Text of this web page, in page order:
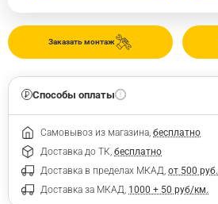
Заказать монтаж
Способы оплаты
Самовывоз из магазина, бесплатно
Доставка до ТК, бесплатно
Доставка в пределах МКАД, от 500 руб.
Доставка за МКАД, 1000 + 50 руб/км.